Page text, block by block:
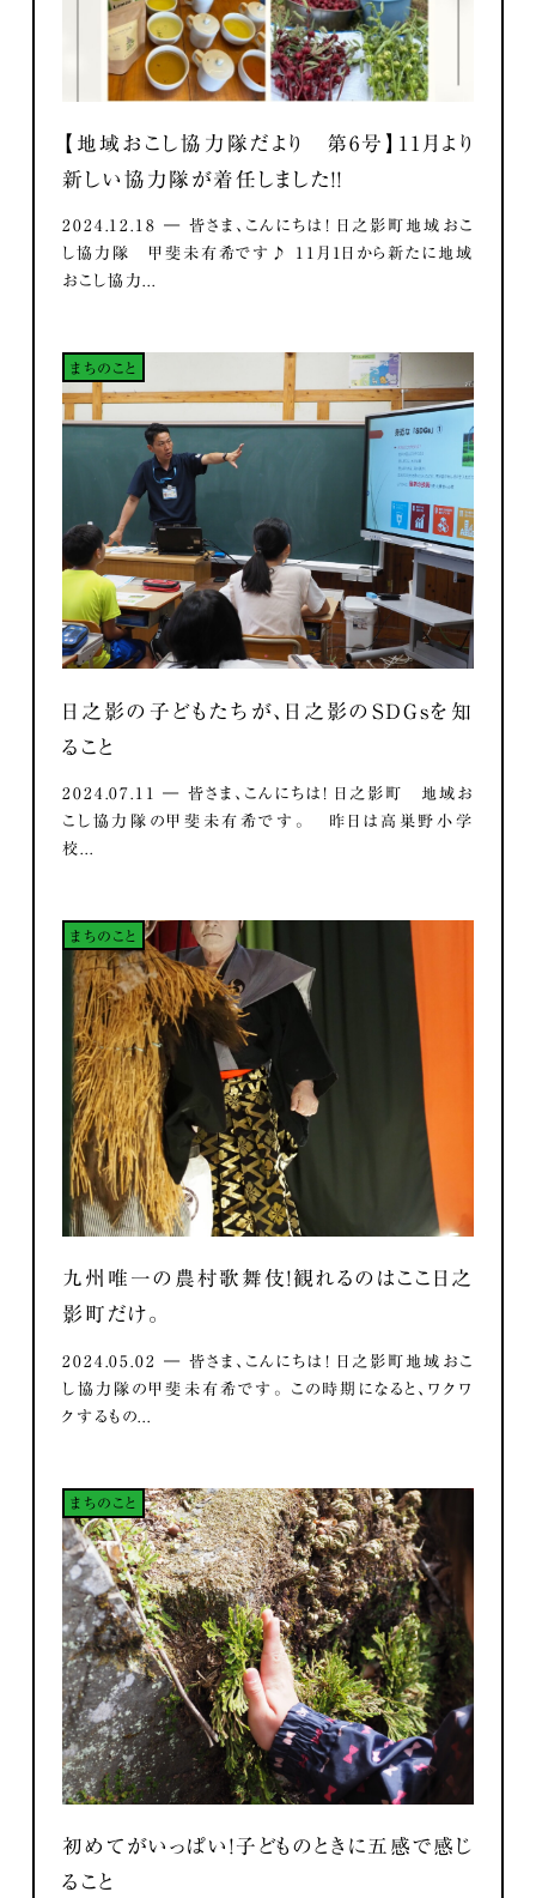
【地域おこし協力隊だより 第6号】11月より
新しい協力隊が着任しました！！
2024.12.18 ― 皆さま、こんにちは！ 日之影町地域おこ
し協力隊 甲斐未有希です♪ 11月1日から新たに地域
おこし協力...
まちのこと
日之影の子どもたちが、日之影のSDGsを知
ること
2024.07.11 ― 皆さま、こんにちは！ 日之影町 地域お
こし協力隊の甲斐未有希です。 昨日は高巣野小学
校...
まちのこと
九州唯一の農村歌舞伎！観れるのはここ日之
影町だけ。
2024.05.02 ― 皆さま、こんにちは！ 日之影町地域おこ
し協力隊の甲斐未有希です。 この時期になると、ワクワ
クするもの...
まちのこと
初めてがいっぱい！子どものときに五感で感じ
ること